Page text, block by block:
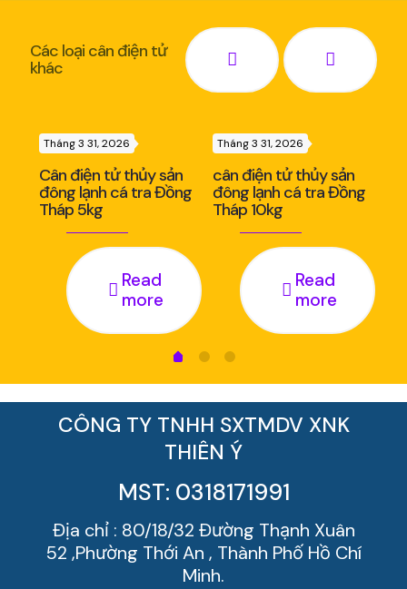
Các loại cân điện tử
khác
Tháng 3 31, 2026
Cân điện tử thủy sản
đông lạnh cá tra Đồng
Tháp 5kg
Read
more
Tháng 3 31, 2026
cân điện tử thủy sản
đông lạnh cá tra Đồng
Tháp 10kg
Read
more
CÔNG TY TNHH SXTMDV XNK
THIÊN Ý
MST: 0318171991
Địa chỉ : 80/18/32 Đường Thạnh Xuân
52 ,Phường Thới An , Thành Phố Hồ Chí
Minh.